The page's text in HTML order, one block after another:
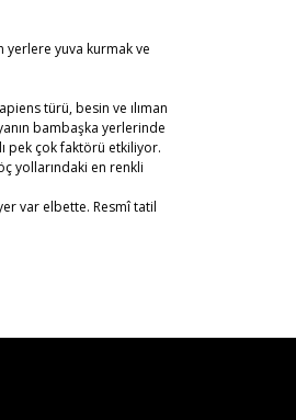
yerlere yuva kurmak ve
türü, besin ve ılıman
bambaşka yerlerinde
pek çok faktörü etkiliyor.
yollarındaki en renkli
var elbette. Resmî tatil